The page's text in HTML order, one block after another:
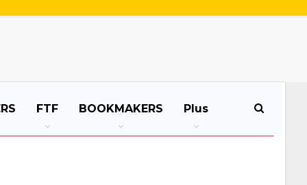
FTF BOOKMAKERS Plus